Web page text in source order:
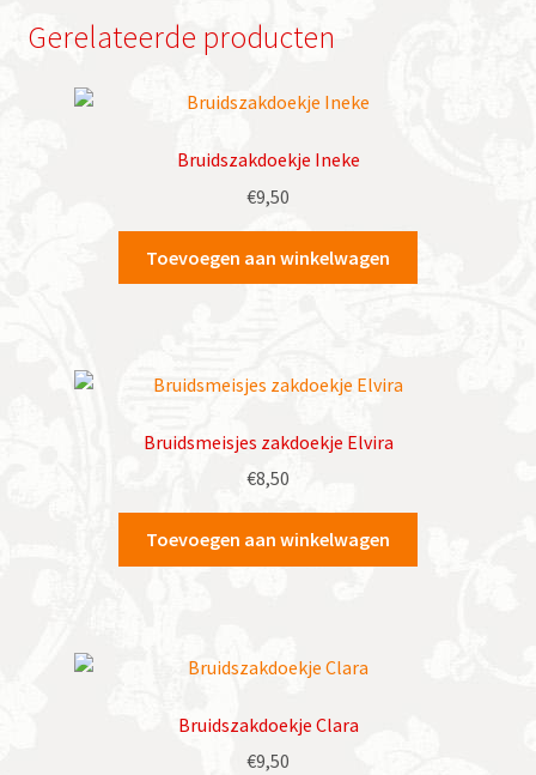
Gerelateerde producten
Bruidszakdoekje Ineke
€9,50
Toevoegen aan winkelwagen
Bruidsmeisjes zakdoekje Elvira
€8,50
Toevoegen aan winkelwagen
Bruidszakdoekje Clara
€9,50